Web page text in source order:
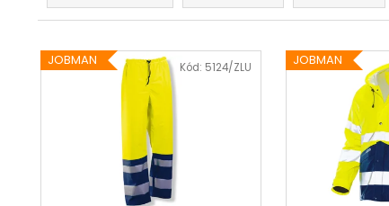
z
n
V
ýJOBMAN Kód: 5124/ZLU JOBMAN